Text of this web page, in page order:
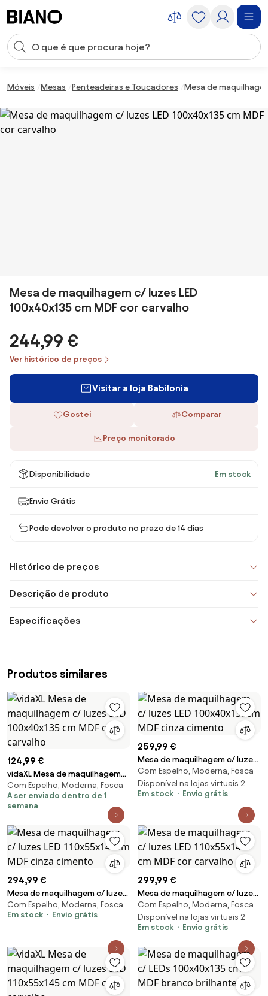
Entrada de pesquisa
Móveis Mesas Penteadeiras e Toucadores Mesa de
Mesa de maquilhagem c/ luzes LED
100x40x135 cm MDF cor carvalho
244,99 €
Ver histórico de preços
Visitar a loja Babilonia
Gostei Comparar
Preço monitorado
Disponibilidade Em stock
Envio Grátis
Pode devolver o produto no prazo de 14 dias
Histórico de preços
Descrição de produto
Especificações
Produtos similares
124,99 €
vidaXL Mesa de maquilhagem
c/ luzes LED 100x40x135 cm
MDF cor carvalho
Com Espelho, Moderna, Fosca
A ser enviado dentro de 1
semana
259,99 €
Mesa de maquilhagem c/ luzes
LED 100x40x135cm MDF cinza
cimento
Com Espelho, Moderna, Fosca
Disponível na lojas virtuais 2
Em stock
Envio grátis
294,99 €
Mesa de maquilhagem c/ luzes
LED 110x55x145cm MDF cinza
cimento
Com Espelho, Moderna, Fosca
Em stock
Envio grátis
299,99 €
Mesa de maquilhagem c/ luzes
LED 110x55x145 cm MDF cor
carvalho
Com Espelho, Moderna, Fosca
Disponível na lojas virtuais 2
Em stock
Envio grátis